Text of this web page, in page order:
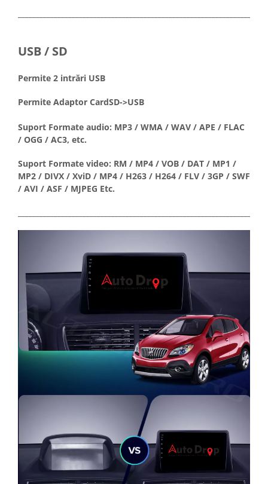
USB / SD
Permite 2 intrări USB
Permite Adaptor CardSD->USB
Suport Formate audio: MP3 / WMA / WAV / APE / FLAC
/ OGG / AC3, etc.
Suport Formate video: RM / MP4 / VOB / DAT / MP1 /
MP2 / DIVX / XviD / MP4 / H263 / H264 / FLV / 3GP / SWF
/ AVI / ASF / MJPEG Etc.